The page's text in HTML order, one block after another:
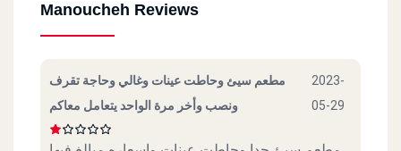
Manoucheh Reviews
مطعم سيئ وحاطت عينات وغالي وحاجة تقرف
ونصب وأخر مرة الواحد يتعامل معاكم
2023-
05-29